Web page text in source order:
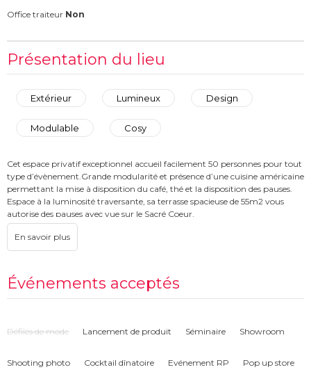
Office traiteur Non
Présentation du lieu
Extérieur Lumineux Design
Modulable Cosy
Cet espace privatif exceptionnel accueil facilement 50 personnes pour tout
type d’évènement.Grande modularité et présence d’une cuisine américaine
permettant la mise à disposition du café, thé et la disposition des pauses.
Espace à la luminosité traversante, sa terrasse spacieuse de 55m2 vous
autorise des pauses avec vue sur le Sacré Coeur.
Événements acceptés
Défilés de mode Lancement de produit Séminaire Showroom
Shooting photo Cocktail dînatoire Evénement RP Pop up store